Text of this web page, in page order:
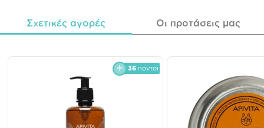
Σχετικές αγορές Οι προτάσεις μας
36 πόντοι